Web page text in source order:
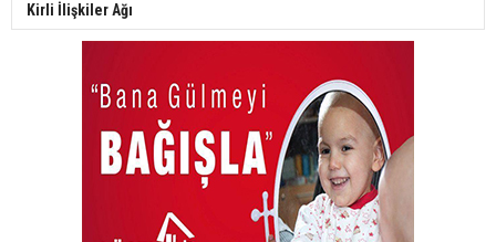
Kirli İlişkiler Ağı